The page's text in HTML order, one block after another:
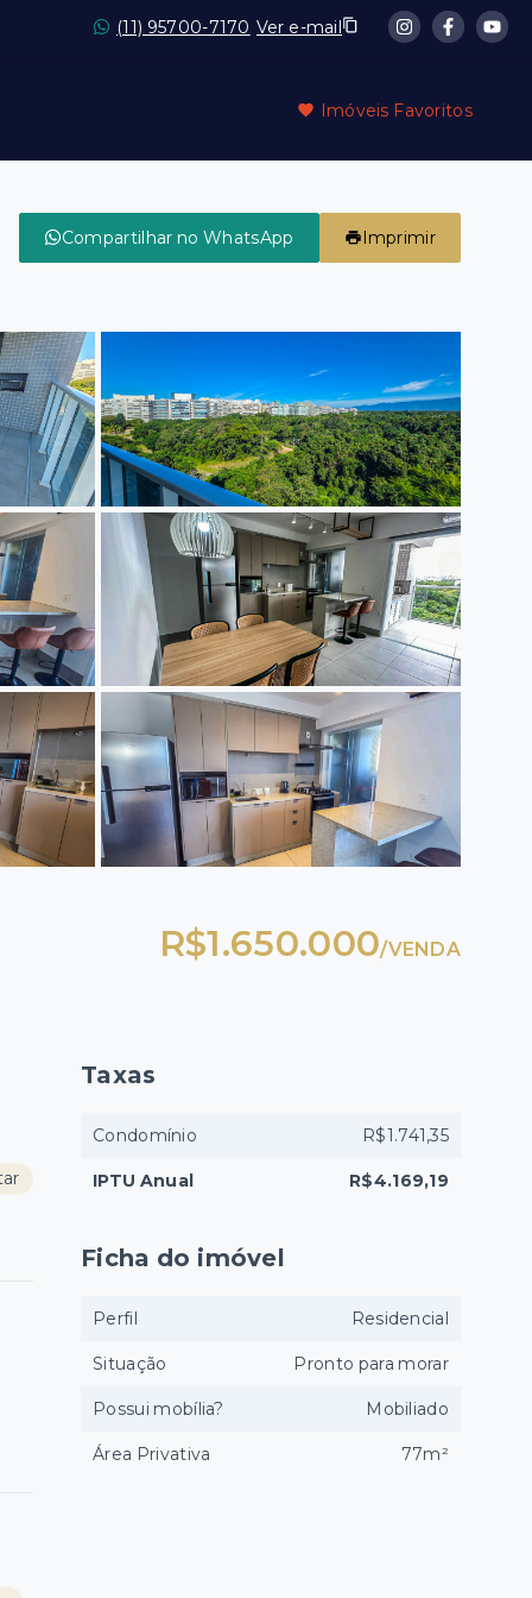
(11) 95700-7170 Ver e-mail
Imóveis Favoritos
Compartilhar no WhatsApp Imprimir
R$1.650.000/VENDA
Taxas
Condomínio R$1.741,35
IPTU Anual R$4.169,19
Ficha do imóvel
Perfil Residencial
Situação Pronto para morar
Possui mobília? Mobiliado
Área Privativa 77m²